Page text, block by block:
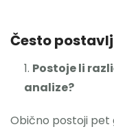
Često
Postoje li
analize?
Obično postoji pet